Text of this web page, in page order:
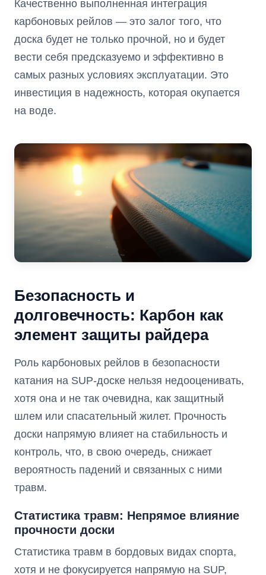
Качественно выполненная интеграция
карбоновых рейлов — это залог того, что
доска будет не только прочной, но и будет
вести себя предсказуемо и эффективно в
самых разных условиях эксплуатации. Это
инвестиция в надежность, которая окупается
на воде.
Безопасность и
долговечность: Карбон как
элемент защиты райдера
Роль карбоновых рейлов в безопасности
катания на SUP-доске нельзя недооценивать,
хотя она и не так очевидна, как защитный
шлем или спасательный жилет. Прочность
доски напрямую влияет на стабильность и
контроль, что, в свою очередь, снижает
вероятность падений и связанных с ними
травм.
Статистика травм: Непрямое влияние
прочности доски
Статистика травм в бордовых видах спорта,
хотя и не фокусируется напрямую на SUP,